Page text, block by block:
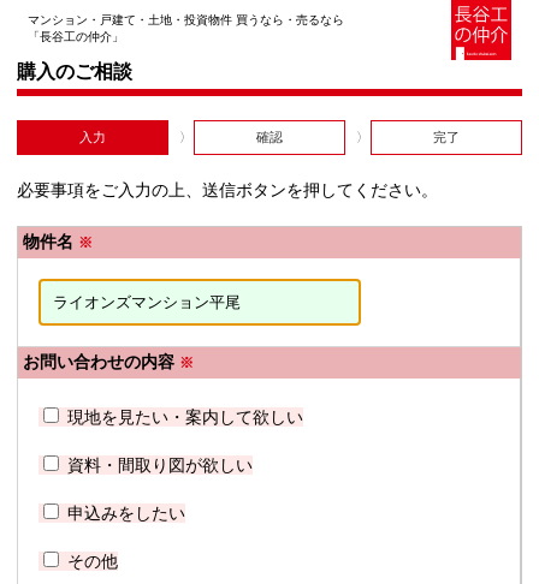
マンション・戸建て・土地・投資物件 買うなら・売るなら
「長谷工の仲介」
購入のご相談
入力 確認 完了
必要事項をご入力の上、送信ボタンを押してください。
物件名 ※
お問い合わせの内容 ※
現地を見たい・案内して欲しい
資料・間取り図が欲しい
申込みをしたい
その他